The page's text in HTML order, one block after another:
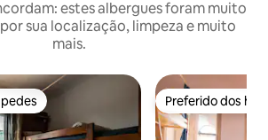
estes albergues foram muito
sua localização, limpeza e muito
mais.
Preferido dos
Preferido dos